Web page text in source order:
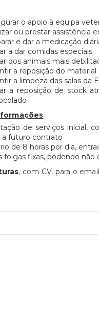
o apoio à equipa
ou prestar assistência
e dar a medicação
a dar comidas especiais
dos animais mais
a reposição do
a limpeza das salas da
a reposição de stock
de serviços inicial,
a futuro contrato
de 8 horas por dia,
folgas fixas, podendo
, com CV, para o